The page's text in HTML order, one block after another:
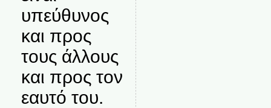
υπεύθυνος
και προς
τους άλλους
και προς τον
εαυτό του.